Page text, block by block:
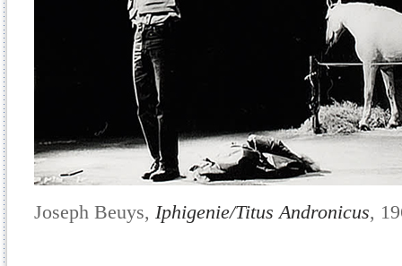
Joseph Beuys, Iphigenie/Titus Andronicus,